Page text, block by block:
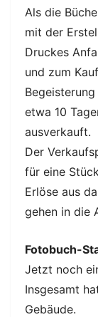
Als die
mit der
Druckes
und zum
etwa 10
ausverkauft.
Der
für eine
Erlöse aus
gehen in die
Fotobuch-
Jetzt noch
Insgesamt
Gebäude.